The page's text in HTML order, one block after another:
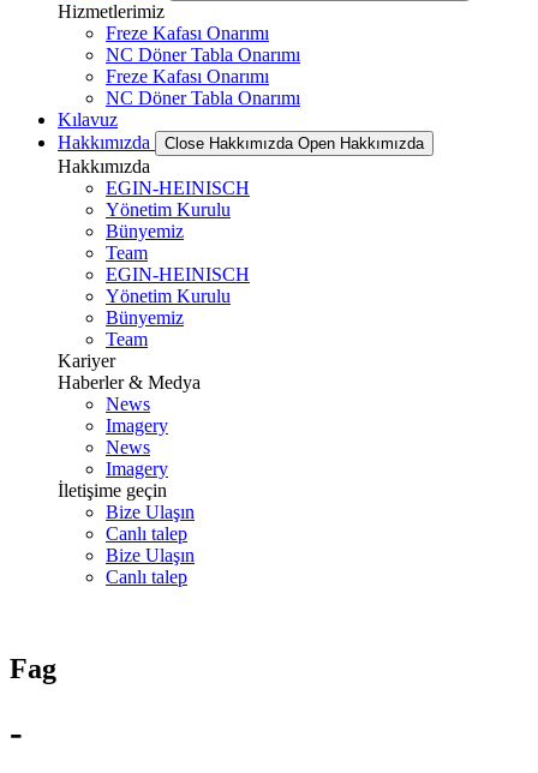
Hizmetlerimiz
Freze Kafası Onarımı
NC Döner Tabla Onarımı
Freze Kafası Onarımı
NC Döner Tabla Onarımı
Kılavuz
Hakkımızda
Close Hakkımızda Open Hakkımızda
Hakkımızda
EGIN-HEINISCH
Yönetim Kurulu
Bünyemiz
Team
EGIN-HEINISCH
Yönetim Kurulu
Bünyemiz
Team
Kariyer
Haberler & Medya
News
Imagery
News
Imagery
İletişime geçin
Bize Ulaşın
Canlı talep
Bize Ulaşın
Canlı talep
Fag
-